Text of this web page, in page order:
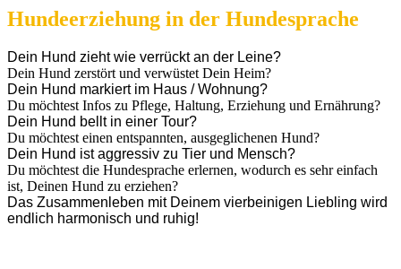
Hundeerziehung in der Hundesprache
Dein Hund zieht wie verrückt an der Leine?
Dein Hund zerstört und verwüstet Dein Heim?
Dein Hund markiert im Haus / Wohnung?
Du möchtest Infos zu Pflege, Haltung, Erziehung und Ernährung?
Dein Hund bellt in einer Tour?
Du möchtest einen entspannten, ausgeglichenen Hund?
Dein Hund ist aggressiv zu Tier und Mensch?
Du möchtest die Hundesprache erlernen, wodurch es sehr einfach
ist, Deinen Hund zu erziehen?
Das Zusammenleben mit Deinem vierbeinigen Liebling wird
endlich harmonisch und ruhig!